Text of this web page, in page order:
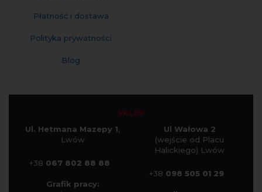
Płatność i dostawa
Polityka prywatności
Blog
SKLEP
Ul. Hetmana Mazepy 1,
Lwów
+38 067 802 88 88
Grafik pracy:
Ul Wałowa 2
(wejście od Placu
Halickiego) Lwów
+38 098 505 01 29